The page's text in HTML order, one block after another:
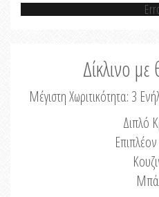
Δίκλινο
Μέγιστη Χωριτικότητα: 3
Διπλό